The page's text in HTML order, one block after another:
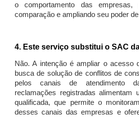
o comportamento das empresas,
comparação e ampliando seu poder
4. Este serviço substitui o SAC
Não. A intenção é ampliar o acesso
busca de solução de conflitos de
pelos canais de atendimento
reclamações registradas alimentam
qualificada, que permite o
desses canais das empresas e